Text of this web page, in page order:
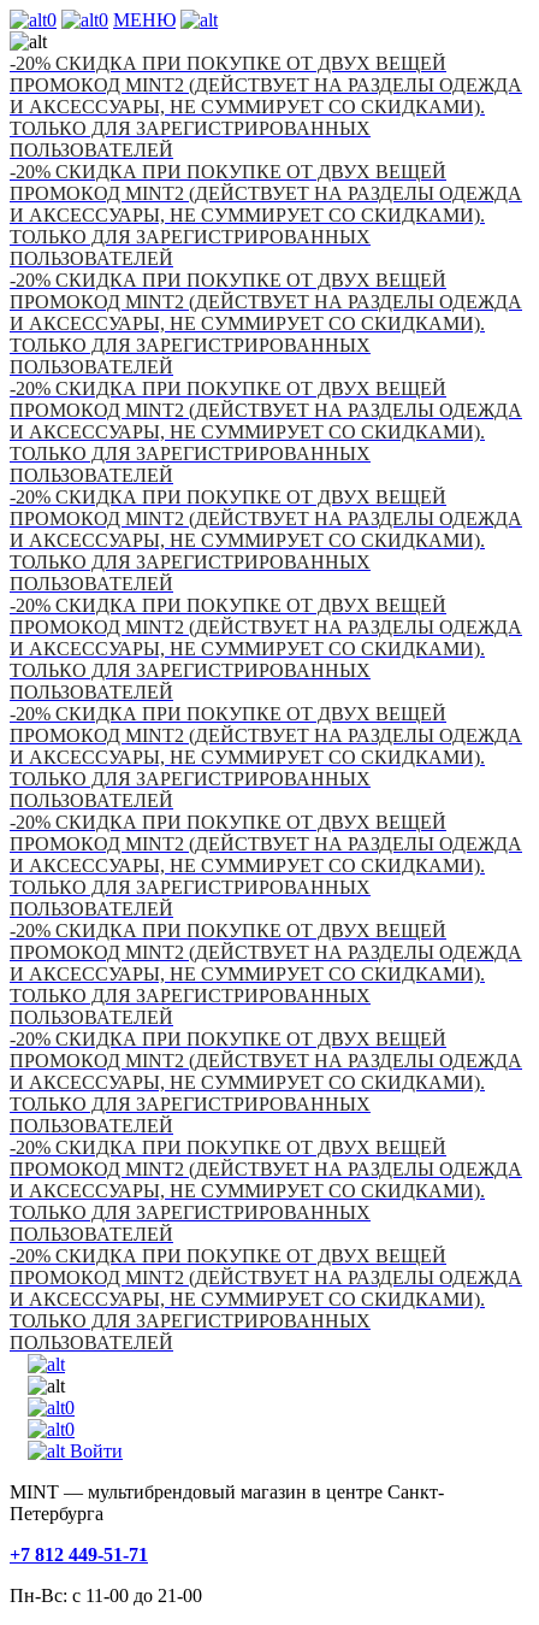
0 0 МЕНЮ
-20% СКИДКА ПРИ ПОКУПКЕ ОТ ДВУХ ВЕЩЕЙ
ПРОМОКОД MINT2 (ДЕЙСТВУЕТ НА РАЗДЕЛЫ ОДЕЖДА
И АКСЕССУАРЫ, НЕ СУММИРУЕТ СО СКИДКАМИ).
ТОЛЬКО ДЛЯ ЗАРЕГИСТРИРОВАННЫХ
ПОЛЬЗОВАТЕЛЕЙ
-20% СКИДКА ПРИ ПОКУПКЕ ОТ ДВУХ ВЕЩЕЙ
ПРОМОКОД MINT2 (ДЕЙСТВУЕТ НА РАЗДЕЛЫ ОДЕЖДА
И АКСЕССУАРЫ, НЕ СУММИРУЕТ СО СКИДКАМИ).
ТОЛЬКО ДЛЯ ЗАРЕГИСТРИРОВАННЫХ
ПОЛЬЗОВАТЕЛЕЙ
-20% СКИДКА ПРИ ПОКУПКЕ ОТ ДВУХ ВЕЩЕЙ
ПРОМОКОД MINT2 (ДЕЙСТВУЕТ НА РАЗДЕЛЫ ОДЕЖДА
И АКСЕССУАРЫ, НЕ СУММИРУЕТ СО СКИДКАМИ).
ТОЛЬКО ДЛЯ ЗАРЕГИСТРИРОВАННЫХ
ПОЛЬЗОВАТЕЛЕЙ
-20% СКИДКА ПРИ ПОКУПКЕ ОТ ДВУХ ВЕЩЕЙ
ПРОМОКОД MINT2 (ДЕЙСТВУЕТ НА РАЗДЕЛЫ ОДЕЖДА
И АКСЕССУАРЫ, НЕ СУММИРУЕТ СО СКИДКАМИ).
ТОЛЬКО ДЛЯ ЗАРЕГИСТРИРОВАННЫХ
ПОЛЬЗОВАТЕЛЕЙ
-20% СКИДКА ПРИ ПОКУПКЕ ОТ ДВУХ ВЕЩЕЙ
ПРОМОКОД MINT2 (ДЕЙСТВУЕТ НА РАЗДЕЛЫ ОДЕЖДА
И АКСЕССУАРЫ, НЕ СУММИРУЕТ СО СКИДКАМИ).
ТОЛЬКО ДЛЯ ЗАРЕГИСТРИРОВАННЫХ
ПОЛЬЗОВАТЕЛЕЙ
-20% СКИДКА ПРИ ПОКУПКЕ ОТ ДВУХ ВЕЩЕЙ
ПРОМОКОД MINT2 (ДЕЙСТВУЕТ НА РАЗДЕЛЫ ОДЕЖДА
И АКСЕССУАРЫ, НЕ СУММИРУЕТ СО СКИДКАМИ).
ТОЛЬКО ДЛЯ ЗАРЕГИСТРИРОВАННЫХ
ПОЛЬЗОВАТЕЛЕЙ
-20% СКИДКА ПРИ ПОКУПКЕ ОТ ДВУХ ВЕЩЕЙ
ПРОМОКОД MINT2 (ДЕЙСТВУЕТ НА РАЗДЕЛЫ ОДЕЖДА
И АКСЕССУАРЫ, НЕ СУММИРУЕТ СО СКИДКАМИ).
ТОЛЬКО ДЛЯ ЗАРЕГИСТРИРОВАННЫХ
ПОЛЬЗОВАТЕЛЕЙ
-20% СКИДКА ПРИ ПОКУПКЕ ОТ ДВУХ ВЕЩЕЙ
ПРОМОКОД MINT2 (ДЕЙСТВУЕТ НА РАЗДЕЛЫ ОДЕЖДА
И АКСЕССУАРЫ, НЕ СУММИРУЕТ СО СКИДКАМИ).
ТОЛЬКО ДЛЯ ЗАРЕГИСТРИРОВАННЫХ
ПОЛЬЗОВАТЕЛЕЙ
-20% СКИДКА ПРИ ПОКУПКЕ ОТ ДВУХ ВЕЩЕЙ
ПРОМОКОД MINT2 (ДЕЙСТВУЕТ НА РАЗДЕЛЫ ОДЕЖДА
И АКСЕССУАРЫ, НЕ СУММИРУЕТ СО СКИДКАМИ).
ТОЛЬКО ДЛЯ ЗАРЕГИСТРИРОВАННЫХ
ПОЛЬЗОВАТЕЛЕЙ
-20% СКИДКА ПРИ ПОКУПКЕ ОТ ДВУХ ВЕЩЕЙ
ПРОМОКОД MINT2 (ДЕЙСТВУЕТ НА РАЗДЕЛЫ ОДЕЖДА
И АКСЕССУАРЫ, НЕ СУММИРУЕТ СО СКИДКАМИ).
ТОЛЬКО ДЛЯ ЗАРЕГИСТРИРОВАННЫХ
ПОЛЬЗОВАТЕЛЕЙ
-20% СКИДКА ПРИ ПОКУПКЕ ОТ ДВУХ ВЕЩЕЙ
ПРОМОКОД MINT2 (ДЕЙСТВУЕТ НА РАЗДЕЛЫ ОДЕЖДА
И АКСЕССУАРЫ, НЕ СУММИРУЕТ СО СКИДКАМИ).
ТОЛЬКО ДЛЯ ЗАРЕГИСТРИРОВАННЫХ
ПОЛЬЗОВАТЕЛЕЙ
-20% СКИДКА ПРИ ПОКУПКЕ ОТ ДВУХ ВЕЩЕЙ
ПРОМОКОД MINT2 (ДЕЙСТВУЕТ НА РАЗДЕЛЫ ОДЕЖДА
И АКСЕССУАРЫ, НЕ СУММИРУЕТ СО СКИДКАМИ).
ТОЛЬКО ДЛЯ ЗАРЕГИСТРИРОВАННЫХ
ПОЛЬЗОВАТЕЛЕЙ
0
0
Войти
MINT — мультибрендовый магазин в центре Санкт-
Петербурга
+7 812 449-51-71
Пн-Вс: с 11-00 до 21-00